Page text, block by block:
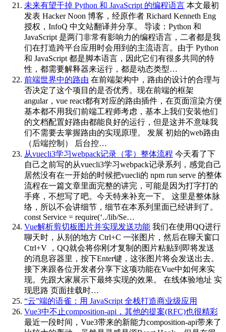
未来有望干掉 Python 和 JavaScript 的编程语言 本文最初
发表 Hacker Noon 博客，经原作者 Richard Kenneth Eng
授权，InfoQ 中文站翻译并分享。 导读：Python 和
JavaScript 是两门非常有影响力的编程语言，二者都是我
们在打造跨平台应用时会用到的主流语言。由于 Python
和 JavaScript 都是脚本语言，因此它们有很多共同的特
性，都需要解释器来运行，都是动态类型…
前端世界中的路由 在前端架构中，路由的设计的合理与
否决定了这个项目的是否优秀。现在前端的框架
angular，vue react都有对应的路由插件，在页面渲染方便
基本都不用我们前端工程师考虑，基本上我们安装他们
的文档配置好路由都能良好的运行，但是这并不意味我
们不需要去掌握路由的实现原理。 发展 初始的web路由
（后端控制） 后台控…
从vuecli3学习webpack记录（零）整体流程 今天看了下
自己之前写的从vuecli3学习webpack记录系列，感觉自己
居然没有在一开始的时候把vuecli的 npm run serve 的整体
流程在一篇文章里面完整的讲完，可能是因为打字打的
手疼，不想写了吧。今天特来补充一下。 这里是整体脉
络，所以不会讲细节，细节在本系列里面已经讲到了。
const Service = require(‘../lib/Se…
Vue解析剪切板图片并实现发送功能 我们在使用QQ进行
聊天时，从别的地方 Ctrl+C 一张图片，然后在聊天窗口
Ctrl+V ，QQ就会将你刚才复制的图片粘贴到即将发送
的消息容器里，按下Enter键，这张图片将会发送出去。
接下来跟各位开发者分享下这项功能在Vue中如何来实
现。先跟大家展示下最终实现的效果。 在线体验地址 实
现思路 页面挂载时…
“云”端的语雀：用 JavaScript 全栈打造商业级应用
Vue3中不止composition-api，其他的提案(RFC)也很精彩
最近一段时间，Vue3带来的新能力composition-api带来了